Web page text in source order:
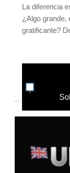
La diferencia
¿Algo grande,
gratificante?